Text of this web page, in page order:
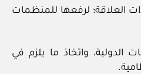
ذات العلاقة؛ لرفعها للمنظمات
الدولية، واتخاذ ما يلزم في